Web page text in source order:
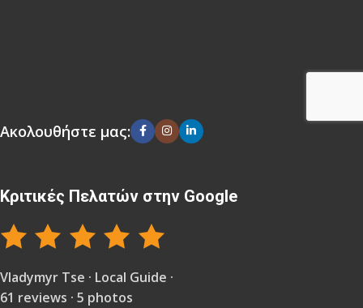
Ακολουθήστε μας:
Κριτικές Πελατών στην Google
Vladymyr Tse · Local Guide ·
61 reviews · 5 photos